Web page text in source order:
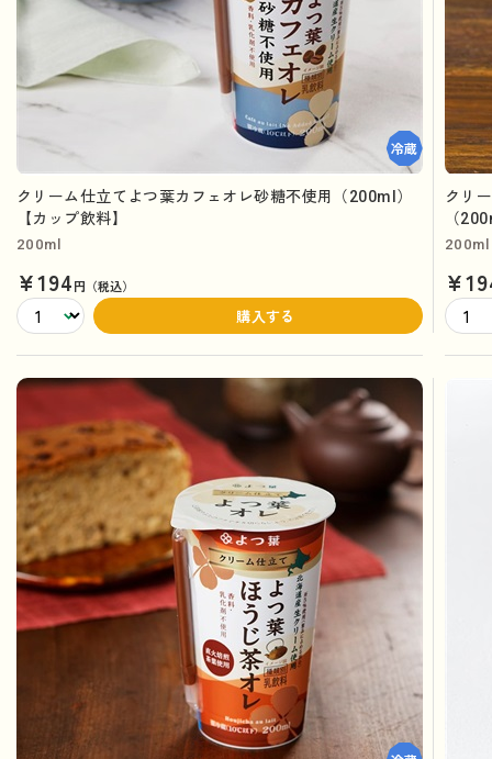
クリーム仕立てよつ葉カフェオレ砂糖不使用（200ml）
【カップ飲料】
200ml
¥194円（税込）
購入する
クリ
（
200ml